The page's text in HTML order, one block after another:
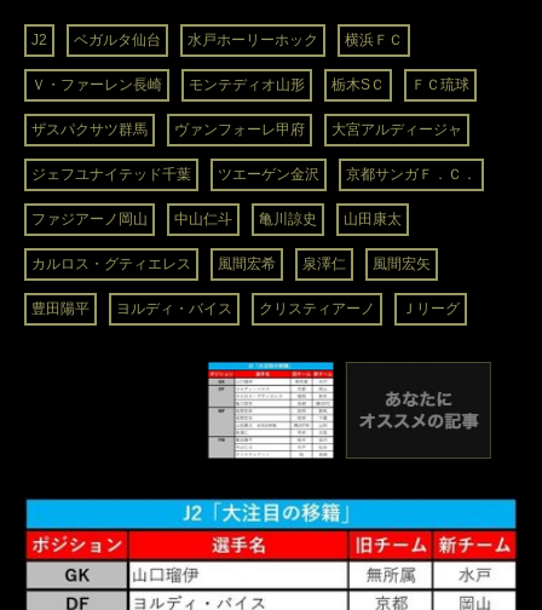
J2 ベガルタ仙台 水戸ホーリーホック 横浜ＦＣ
Ｖ・ファーレン長崎 モンテディオ山形 栃木SＣ ＦＣ琉球
ザスパクサツ群馬 ヴァンフォーレ甲府 大宮アルディージャ
ジェフユナイテッド千葉 ツエーゲン金沢 京都サンガＦ．Ｃ．
ファジアーノ岡山 中山仁斗 亀川諒史 山田康太
カルロス・グティエレス 風間宏希 泉澤仁 風間宏矢
豊田陽平 ヨルディ・バイス クリスティアーノ Ｊリーグ